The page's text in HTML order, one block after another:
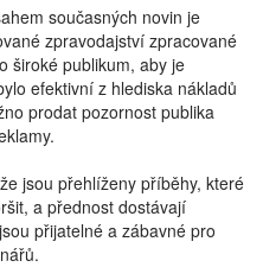
současných novin je
zpravodajství zpracované
široké publikum, aby je
efektivní z hlediska nákladů
prodat pozornost publika
jsou přehlíženy příběhy, které
a přednost dostávají
přijatelné a zábavné pro